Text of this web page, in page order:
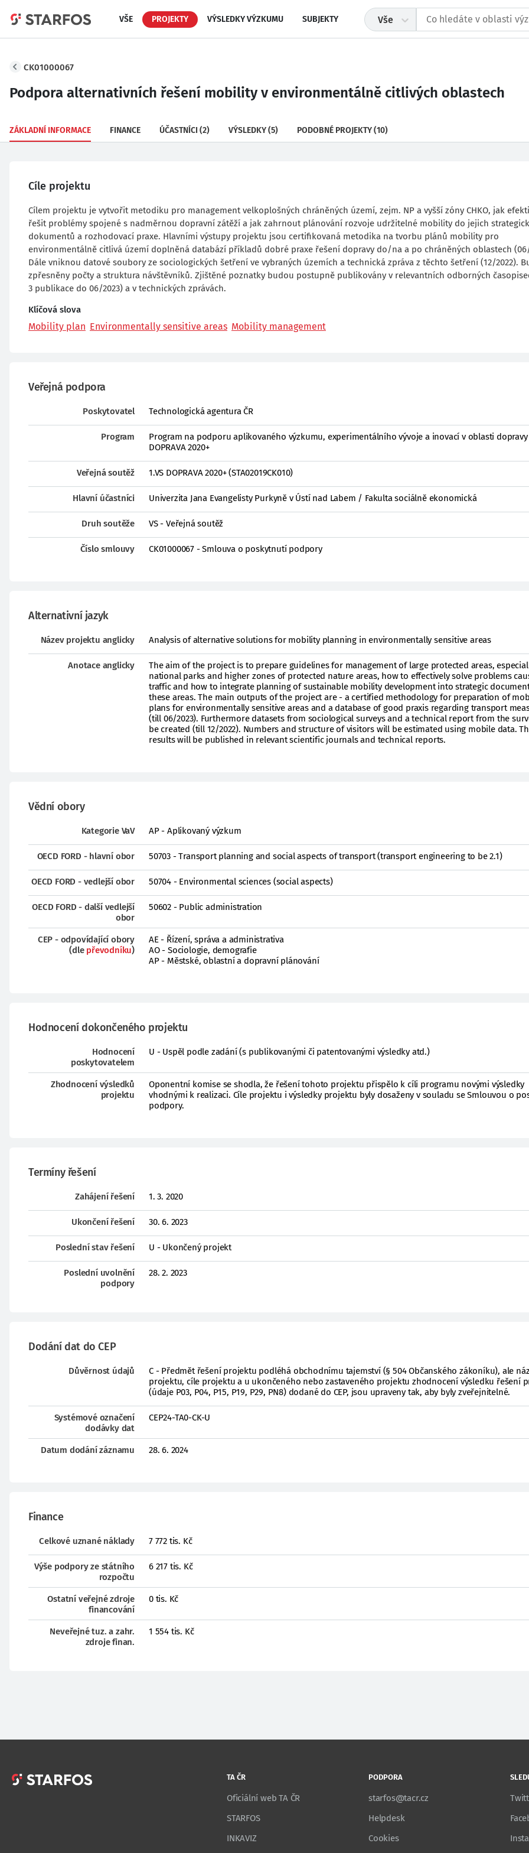
VŠE PROJEKTY VÝSLEDKY VÝZKUMU SUBJEKTY Vše
CK01000067
Podpora alternativních řešení mobility v environmentálně citlivých oblastech
ZÁKLADNÍ INFORMACE FINANCE ÚČASTNÍCI (2) VÝSLEDKY(5) PODOBNÉ PROJEKTY(10)
Cíle projektu
Cílem projektu je vytvořit metodiku pro management velkoplošných chráněných území, zejm. NP a vyšší zóny CHKO, jak
řešit problémy spojené s nadměrnou dopravní zátěží a jak zahrnout plánování rozvoje udržitelné mobility do jejich
dokumentů a rozhodovací praxe. Hlavními výstupy projektu jsou certifikovaná metodika na tvorbu plánů mobility pro
environmentálně citlivá území doplněná databází příkladů dobré praxe řešení dopravy do/na a po chráněných oblastech
Dále vniknou datové soubory ze sociologických šetření ve vybraných územích a technická zpráva z těchto šetření (12/2022).
zpřesněny počty a struktura návštěvníků. Zjištěné poznatky budou postupně publikovány v relevantních odborných
3 publikace do 06/2023) a v technických zprávách.
Klíčová slova
Mobility plan Environmentally sensitive areas Mobility management
Veřejná podpora
Poskytovatel Technologická agentura ČR
Program
Program na podporu aplikovaného výzkumu, experimentálního vývoje a inovací v oblasti
DOPRAVA 2020+
Veřejná soutěž 1.VS DOPRAVA 2020+ (STA02019CK010)
Hlavní účastníci Univerzita Jana Evangelisty Purkyně v Ústí nad Labem / Fakulta sociálně ekonomická
Druh soutěže VS - Veřejná soutěž
Číslo smlouvy CK01000067 - Smlouva o poskytnutí podpory
Alternativní jazyk
Název projektu anglicky Analysis of alternative solutions for mobility planning in environmentally sensitive areas
Anotace anglicky
The aim of the project is to prepare guidelines for management of large protected areas,
national parks and higher zones of protected nature areas, how to effectively solve problems
traffic and how to integrate planning of sustainable mobility development into strategic
these areas. The main outputs of the project are - a certified methodology for preparation of
plans for environmentally sensitive areas and a database of good praxis regarding transport
(till 06/2023). Furthermore datasets from sociological surveys and a technical report from the
be created (till 12/2022). Numbers and structure of visitors will be estimated using mobile data.
results will be published in relevant scientific journals and technical reports.
Vědní obory
Kategorie VaV AP - Aplikovaný výzkum
OECD FORD - hlavní obor 50703 - Transport planning and social aspects of transport (transport engineering to be 2.1)
OECD FORD - vedlejší obor 50704 - Environmental sciences (social aspects)
OECD FORD - další vedlejší
obor
50602 - Public administration
CEP - odpovídající obory
(dle převodníku)
AE - Řízení, správa a administrativa
AO - Sociologie, demografie
AP - Městské, oblastní a dopravní plánování
Hodnocení dokončeného projektu
Hodnocení
poskytovatelem
U - Uspěl podle zadání (s publikovanými či patentovanými výsledky atd.)
Zhodnocení výsledků
projektu
Oponentní komise se shodla, že řešení tohoto projektu přispělo k cíli programu novými výsledky
vhodnými k realizaci. Cíle projektu i výsledky projektu byly dosaženy v souladu se Smlouvou o
podpory.
Termíny řešení
Zahájení řešení 1. 3. 2020
Ukončení řešení 30. 6. 2023
Poslední stav řešení U - Ukončený projekt
Poslední uvolnění
podpory
28. 2. 2023
Dodání dat do CEP
Důvěrnost údajů
C - Předmět řešení projektu podléhá obchodnímu tajemství (§ 504 Občanského zákoníku), ale
projektu, cíle projektu a u ukončeného nebo zastaveného projektu zhodnocení výsledku řešení
(údaje P03, P04, P15, P19, P29, PN8) dodané do CEP, jsou upraveny tak, aby byly zveřejnitelné.
Systémové označení
dodávky dat
CEP24-TA0-CK-U
Datum dodání záznamu 28. 6. 2024
Finance
Celkové uznané náklady 7 772 tis. Kč
Výše podpory ze státního
rozpočtu
6 217 tis. Kč
Ostatní veřejné zdroje
financování
0 tis. Kč
Neveřejné tuz. a zahr.
zdroje finan.
1 554 tis. Kč
TA ČR
Oficiální web TA ČR
STARFOS
INKAVIZ
PODPORA
starfos@tacr.cz
Helpdesk
Cookies